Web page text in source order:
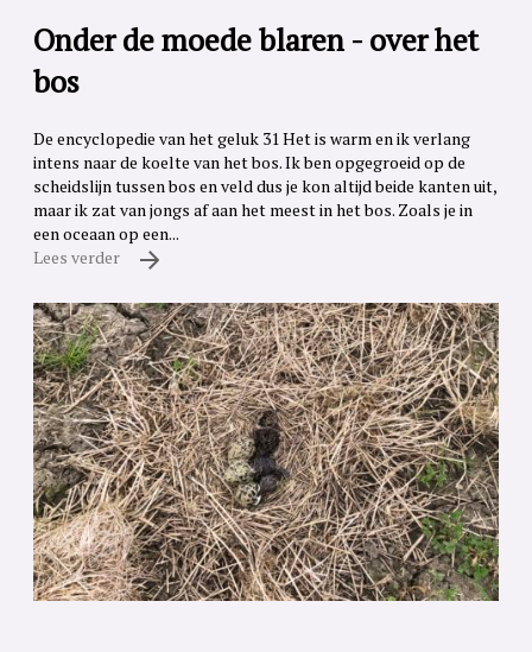
Onder de moede blaren - over het
bos
De encyclopedie van het geluk 31 Het is warm en ik verlang
intens naar de koelte van het bos. Ik ben opgegroeid op de
scheidslijn tussen bos en veld dus je kon altijd beide kanten uit,
maar ik zat van jongs af aan het meest in het bos. Zoals je in
een oceaan op een...
Lees verder